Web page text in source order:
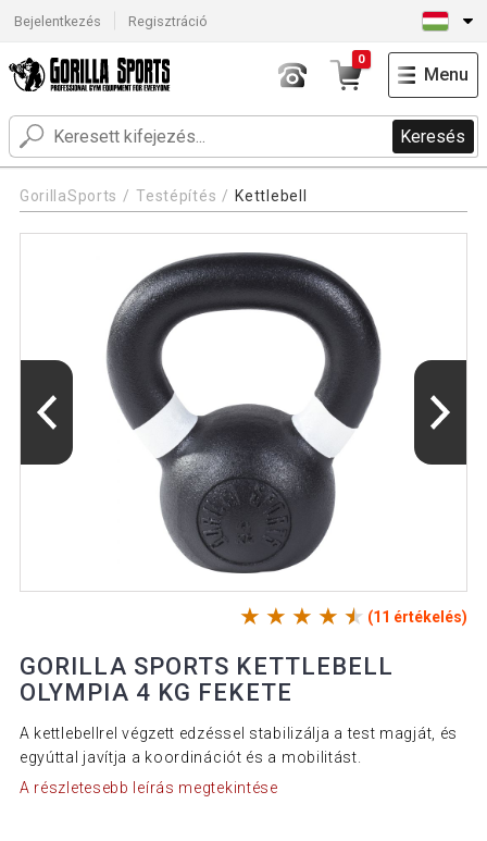
Bejelentkezés Regisztráció
Keresés
0
Menu
GorillaSports Testépítés Kettlebell
(11 értékelés)
GORILLA SPORTS KETTLEBELL
OLYMPIA 4 KG FEKETE
A kettlebellrel végzett edzéssel stabilizálja a test magját, és
egyúttal javítja a koordinációt és a mobilitást.
A részletesebb leírás megtekintése